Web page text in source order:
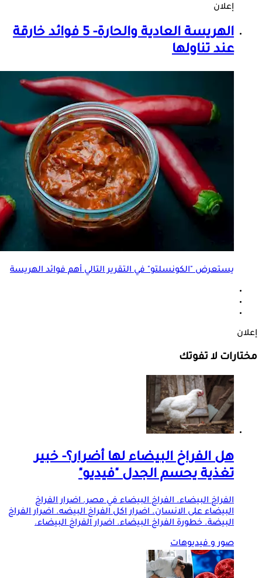
إعلان
الهريسة العادية والحارة- 5 فوائد خارقة
عند تناولها
يستعرض "الكونسلتو" في التقرير التالي أهم فوائد الهريسة
إعلان
مختارات لا تفوتك
هل الفراخ البيضاء لها أضرار؟- خبير
تغذية يحسم الجدل "فيديو"
الفراخ البيضاء. الفراخ البيضاء في مصر. اضرار الفراخ
البيضاء على الانسان. اضرار اكل الفراخ البيضه. اضرار الفراخ
البيضة. خطورة الفراخ البيضاء. اضرار الفراخ البيضاء.
صور و فيديوهات